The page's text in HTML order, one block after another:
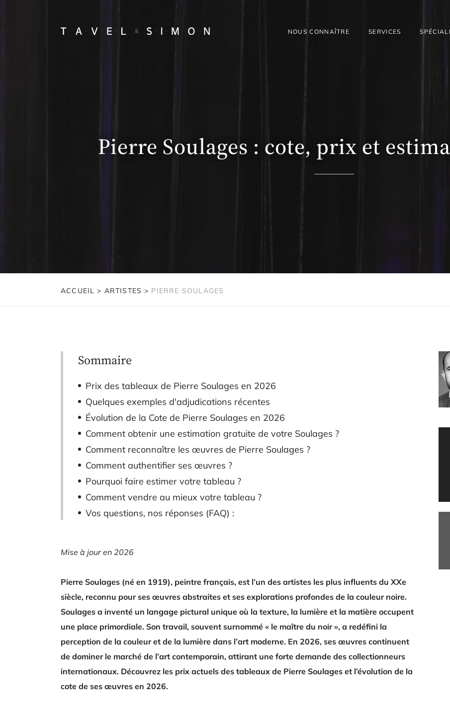
NOUS CONNAÎTRE SERVICES
Pierre Soulages : cote, prix et
ACCUEIL > ARTISTES > PIERRE SOULAGES
Sommaire
Prix des tableaux de Pierre Soulages en 2026
Quelques exemples d'adjudications récentes
Évolution de la Cote de Pierre Soulages en 2026
Comment obtenir une estimation gratuite de votre Soulages ?
Comment reconnaître les œuvres de Pierre Soulages ?
Comment authentifier ses œuvres ?
Pourquoi faire estimer votre tableau ?
Comment vendre au mieux votre tableau ?
Vos questions, nos réponses (FAQ) :
Mise à jour en 2026
Pierre Soulages (né en 1919), peintre français, est l’un des artistes les plus influents du XXe
siècle, reconnu pour ses œuvres abstraites et ses explorations profondes de la couleur noire.
Soulages a inventé un langage pictural unique où la texture, la lumière et la matière occupent
une place primordiale. Son travail, souvent surnommé « le maître du noir », a redéfini la
perception de la couleur et de la lumière dans l’art moderne. En 2026, ses œuvres continuent
de dominer le marché de l’art contemporain, attirant une forte demande des collectionneurs
internationaux. Découvrez les prix actuels des tableaux de Pierre Soulages et l’évolution de la
cote de ses œuvres en 2026.